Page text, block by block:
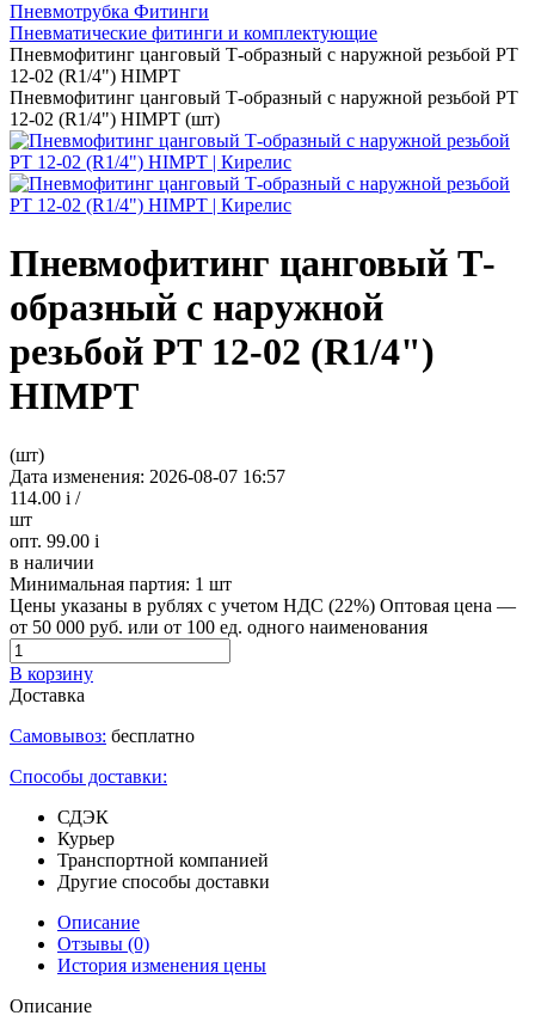
Пневмотрубка Фитинги
Пневматические фитинги и комплектующие
Пневмофитинг цанговый Т-образный с наружной резьбой PТ
12-02 (R1/4") HIMPT
Пневмофитинг цанговый Т-образный с наружной резьбой PТ
12-02 (R1/4") HIMPT (шт)
Пневмофитинг цанговый Т-
образный с наружной
резьбой PТ 12-02 (R1/4")
HIMPT
(шт)
Дата изменения: 2026-08-07 16:57
114.00 i /
шт
опт. 99.00 i
в наличии
Минимальная партия: 1 шт
Цены указаны в рублях с учетом НДС (22%) Оптовая цена —
от 50 000 руб. или от 100 ед. одного наименования
В корзину
Доставка
Самовывоз: бесплатно
Способы доставки:
СДЭК
Курьер
Транспортной компанией
Другие способы доставки
Описание
Отзывы (0)
История изменения цены
Описание